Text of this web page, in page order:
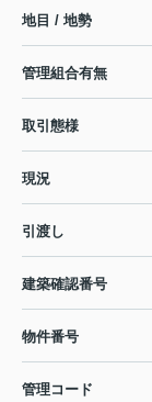
地目 / 地勢
管理組合有無
取引態様
現況
引渡し
建築確認番号
物件番号
管理コード